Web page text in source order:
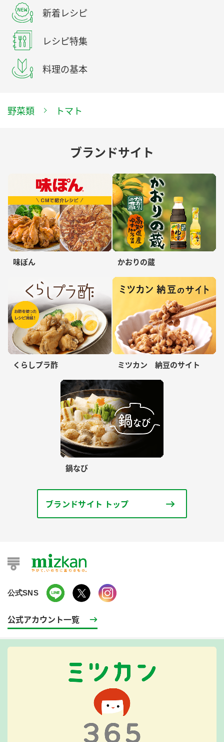
新着レシピ
レシピ特集
料理の基本
野菜類 トマト
ブランドサイト
味ぽん かおりの蔵
くらしプラ酢 ミツカン 納豆のサイト
鍋なび
ブランドサイト トップ
公式SNS
公式アカウント一覧